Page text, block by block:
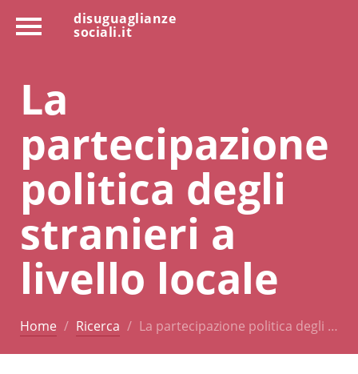
disuguaglianze
sociali.it
La
partecipazione
politica degli
stranieri a
livello locale
Home Ricerca La partecipazione politica degli …